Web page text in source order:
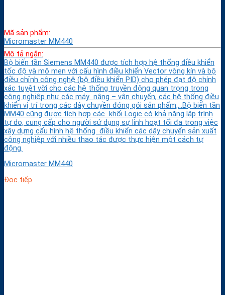
Mã sản phẩm:
Micromaster MM440
Mô tả ngắn:
Bộ biến tần Siemens MM440 được tích hợp hệ thống điều khiển
tốc độ và mô men với cấu hình điều khiển Vector vòng kín và bộ
điều chỉnh công nghệ (bộ điều khiển PID) cho phép đạt độ chính
xác tuyệt vời cho các hệ thống truyền động quan trọng trong
công nghiệp như các máy nâng – vận chuyển, các hệ thống điều
khiển vị trí trong các dây chuyền đóng gói sản phẩm,…Bộ biến tần
MM40 cũng được tích hợp các khối Logic có khả năng lập trình
tự do, cung cấp cho người sử dụng sự linh hoạt tối đa trong việc
xây dựng cấu hình hệ thống điều khiển các dây chuyển sản xuất
công nghiệp với nhiều thao tác được thực hiện một cách tự
động.
Micromaster MM440
Đọc tiếp